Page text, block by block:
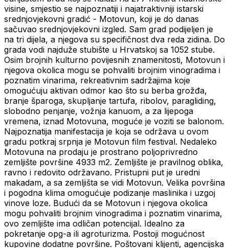
visine, smjestio se najpoznatiji i najatraktivniji istarski
srednjovjekovni gradić - Motovun, koji je do danas
sačuvao srednjovjekovni izgled. Sam grad podijeljen je
na tri dijela, a njegova su specifičnost dva reda zidina. Do
grada vodi najduže stubište u Hrvatskoj sa 1052 stube.
Osim brojnih kulturno povijesnih znamenitosti, Motovun i
njegova okolica mogu se pohvaliti brojnim vinogradima i
poznatim vinarima, rekreativnim sadržajima koje
omogućuju aktivan odmor kao što su berba grožđa,
branje šparoga, skupljanje tartufa, ribolov, paragliding,
slobodno penjanje, vožnja kanuom, a za lijepoga
vremena, iznad Motovuna, moguće je voziti se balonom.
Najpoznatija manifestacija je koja se održava u ovom
gradu potkraj srpnja je Motovun film festival. Nedaleko
Motovuna na prodaju je prostrano poljoprivredno
zemljište površine 4933 m2. Zemljište je pravilnog oblika,
ravno i redovito održavano. Pristupni put je uredni
makadam, a sa zemljišta se vidi Motovun. Velika površina
i pogodna klima omogućuje podizanje maslinika i uzgoj
vinove loze. Budući da se Motovun i njegova okolica
mogu pohvaliti brojnim vinogradima i poznatim vinarima,
ovo zemljište ima odličan potencijal. Idealno za
pokretanje opg-a ili agroturizma. Postoji mogućnost
kupovine dodatne površine. Poštovani klijenti, agencijska